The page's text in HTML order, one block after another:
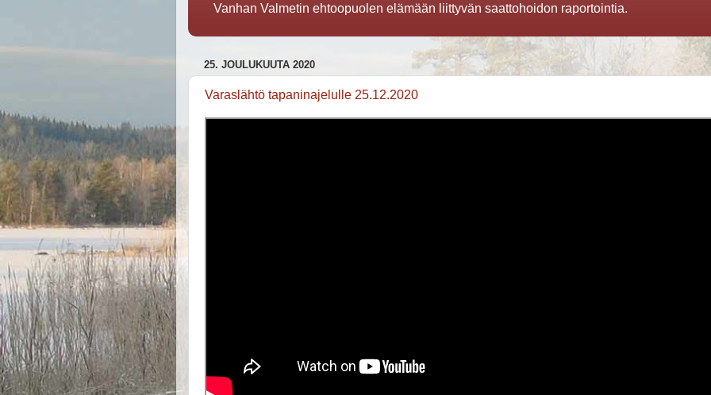
Vanhan Valmetin ehtoopuolen elämään liittyvän saattohoidon raportointia.
25. JOULUKUUTA 2020
Varaslähtö tapaninajelulle 25.12.2020